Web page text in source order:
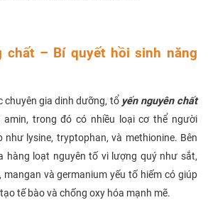
chất – Bí quyết hồi sinh năng
chuyên gia dinh dưỡng, tổ yến nguyên chất
trong đó có nhiều loại cơ thể người
lysine, tryptophan, và methionine. Bên
hàng loạt nguyên tố vi lượng quý như sắt,
mangan và germanium yếu tố hiếm có giúp
tế bào và chống oxy hóa mạnh mẽ.